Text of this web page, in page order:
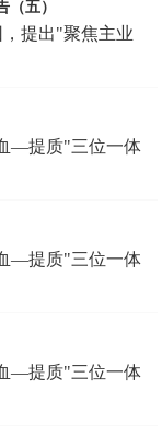
五）
提出"聚焦主业
—提质"三位一体
—提质"三位一体
—提质"三位一体